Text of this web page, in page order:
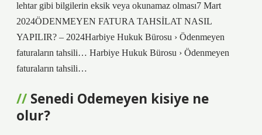
lehtar gibi bilgilerin eksik veya okunamaz olması7 Mart
2024ÖDENMEYEN FATURA TAHSİLAT NASIL
YAPILIR? – 2024Harbiye Hukuk Bürosu › Ödenmeyen
faturaların tahsili… Harbiye Hukuk Bürosu › Ödenmeyen
faturaların tahsili…
Senedi Odemeyen kisiye ne
olur?